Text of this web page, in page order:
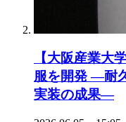
【大阪産業大
服を開発 ―耐
実装の成果―